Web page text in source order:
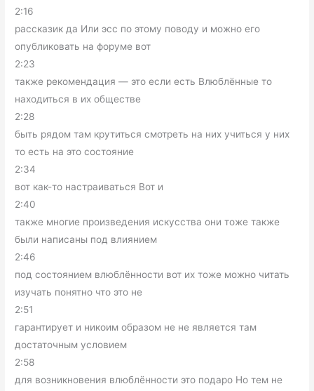
2:16
рассказик да Или эсс по этому поводу и можно его
опубликовать на форуме вот
2:23
также рекомендация — это если есть Влюблённые то
находиться в их обществе
2:28
быть рядом там крутиться смотреть на них учиться у них
то есть на это состояние
2:34
вот как-то настраиваться Вот и
2:40
также многие произведения искусства они тоже также
были написаны под влиянием
2:46
под состоянием влюблённости вот их тоже можно читать
изучать понятно что это не
2:51
гарантирует и никоим образом не не является там
достаточным условием
2:58
для возникновения влюблённости это подаро Но тем не